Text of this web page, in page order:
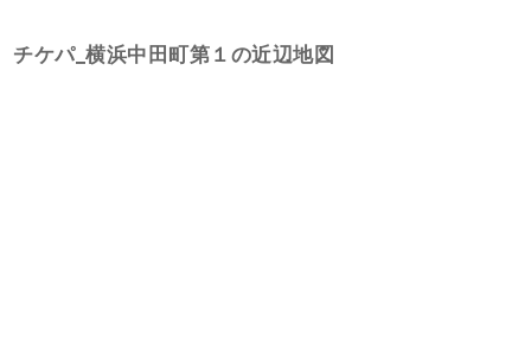
チケパ_横浜中田町第１の近辺地図